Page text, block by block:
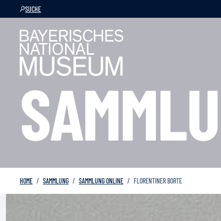
SUCHE
HOME SAMMLUNG SAMMLUNG ONLINE FLORENTINER BORTE